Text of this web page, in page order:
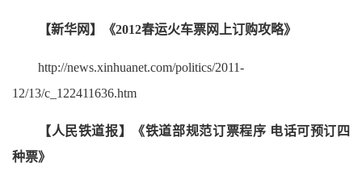
【新华网】《2012春运火车票网上订购攻略》
http://news.xinhuanet.com/politics/2011-
12/13/c_122411636.htm
【人民铁道报】《铁道部规范订票程序 电话可预订四
种票》